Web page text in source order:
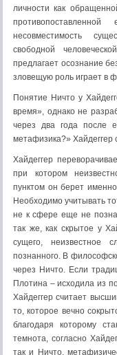
личности как
несовместимость
свободной
предлагает осознание
зловещую роль играет в
Понятие Ничто у
время», однако не
через два года после
метафизика?» Хайдеггер
Хайдеггер
при котором
пунктом он берет
Необходимо учитывать
не к сфере еще не
так же, как скрытое у
сущего, неизвестное
познанного. В
через Ничто. Если
Плотина – исходила из
Хайдеггер считает
то, которое вечно
благодаря которому
темнота, согласно
так и Ничто,